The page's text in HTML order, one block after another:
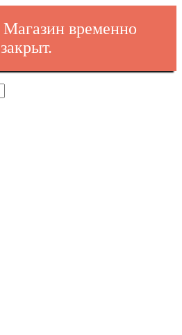
Магазин временно
закрыт.